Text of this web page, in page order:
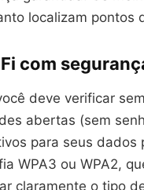
localizam pontos
com
deve verificar
abertas (sem
para seus dados
WPA3 ou WPA2,
claramente o tipo